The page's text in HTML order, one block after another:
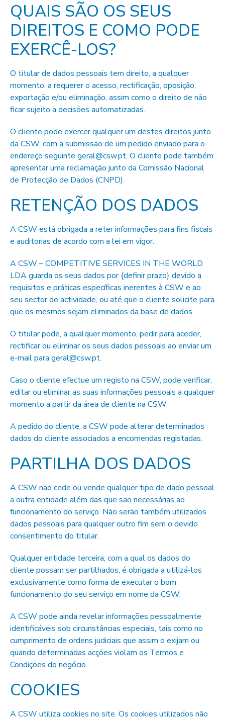
QUAIS SÃO OS SEUS
DIREITOS E COMO PODE
EXERCÊ-LOS?
O titular de dados pessoais tem direito, a qualquer
momento, a requerer o acesso, rectificação, oposição,
exportação e/ou eliminação, assim como o direito de não
ficar sujeito a decisões automatizadas.
O cliente pode exercer qualquer um destes direitos junto
da CSW, com a submissão de um pedido enviado para o
endereço seguinte geral@csw.pt. O cliente pode também
apresentar uma reclamação junto da Comissão Nacional
de Protecção de Dados (CNPD).
RETENÇÃO DOS DADOS
A CSW está obrigada a reter informações para fins fiscais
e auditorias de acordo com a lei em vigor.
A CSW – COMPETITIVE SERVICES IN THE WORLD
LDA guarda os seus dados por {definir prazo} devido a
requisitos e práticas específicas inerentes à CSW e ao
seu sector de actividade, ou até que o cliente solicite para
que os mesmos sejam eliminados da base de dados.
O titular pode, a qualquer momento, pedir para aceder,
rectificar ou eliminar os seus dados pessoais ao enviar um
e-mail para geral@csw.pt.
Caso o cliente efectue um registo na CSW, pode verificar,
editar ou eliminar as suas informações pessoais a qualquer
momento a partir da área de cliente na CSW.
A pedido do cliente, a CSW pode alterar determinados
dados do cliente associados a encomendas registadas.
PARTILHA DOS DADOS
A CSW não cede ou vende qualquer tipo de dado pessoal
a outra entidade além das que são necessárias ao
funcionamento do serviço. Não serão também utilizados
dados pessoais para qualquer outro fim sem o devido
consentimento do titular.
Qualquer entidade terceira, com a qual os dados do
cliente possam ser partilhados, é obrigada a utilizá-los
exclusivamente como forma de executar o bom
funcionamento do seu serviço em nome da CSW.
A CSW pode ainda revelar informações pessoalmente
identificáveis sob circunstâncias especiais, tais como no
cumprimento de ordens judiciais que assim o exijam ou
quando determinadas acções violam os Termos e
Condições do negócio.
COOKIES
A CSW utiliza cookies no site. Os cookies utilizados não